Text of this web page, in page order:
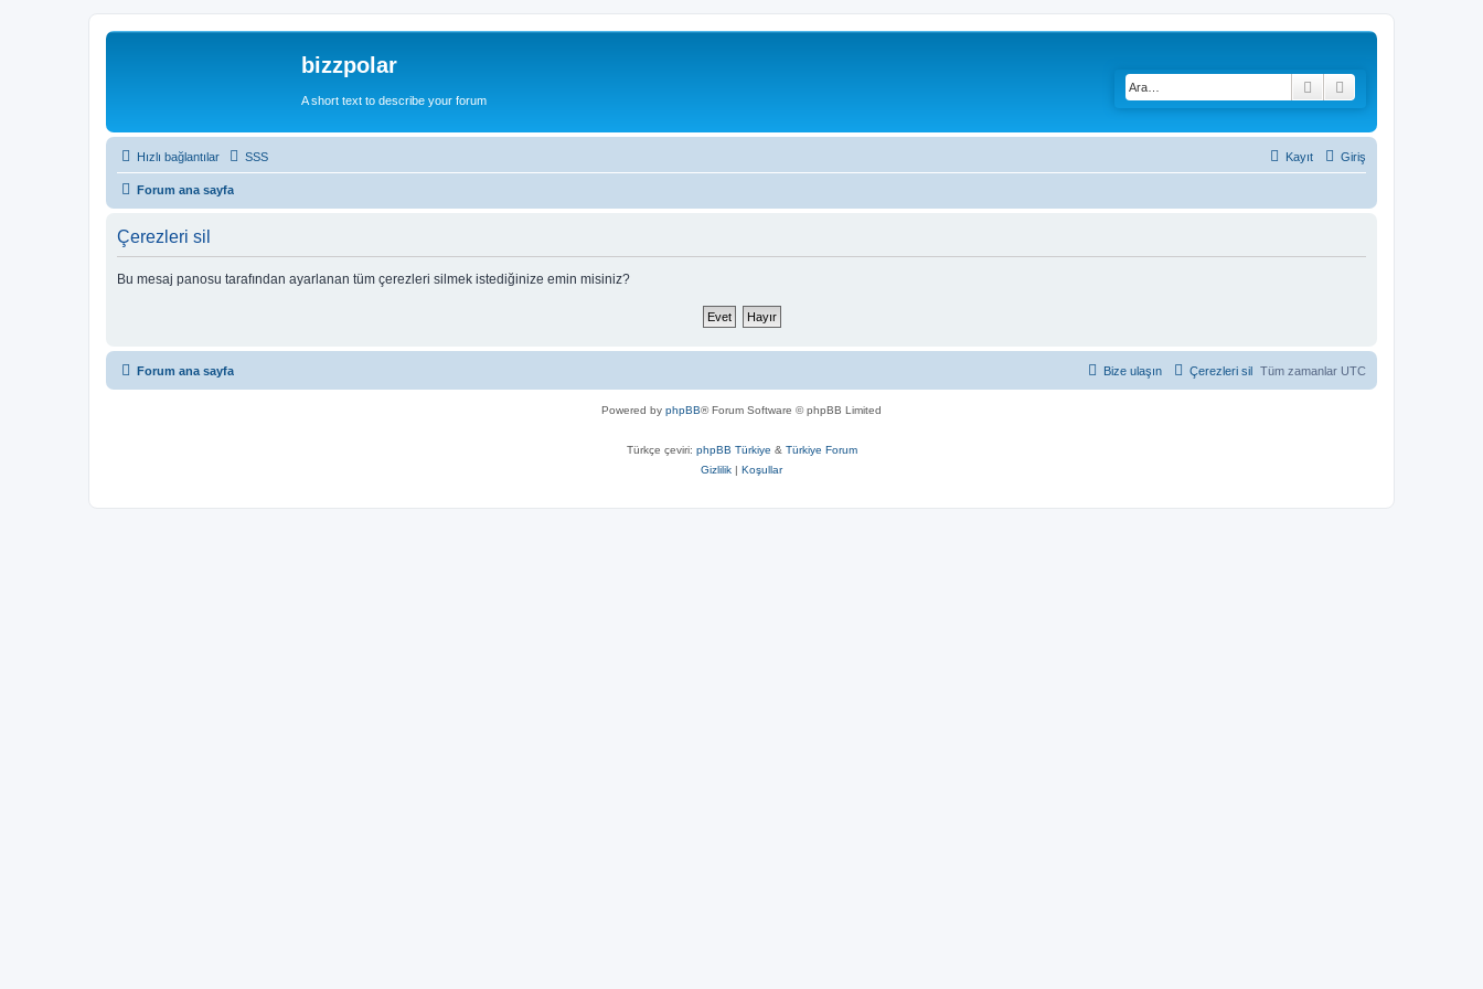
bizzpolar
A short text to describe your forum
Ara
Hızlı bağlantılar SSS Giriş
Kayıt
Forum ana sayfa
Çerezleri sil
Bu mesaj panosu tarafından ayarlanan tüm çerezleri silmek istediğinize emin misiniz?
Forum ana sayfa Tüm zamanlar UTC
Çerezleri sil
Bize ulaşın
Powered by phpBB® Forum Software © phpBB Limited
Türkçe çeviri: phpBB Türkiye & Türkiye Forum
Gizlilik | Koşullar